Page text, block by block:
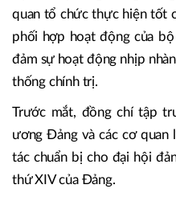
quan tổ chức thực hiện tốt
phối hợp hoạt động của
đảm sự hoạt động nhịp
thống chính trị.
Trước mắt, đồng chí tập
ương Đảng và các cơ quan
tác chuẩn bị cho đại hội
thứ XIV của Đảng.